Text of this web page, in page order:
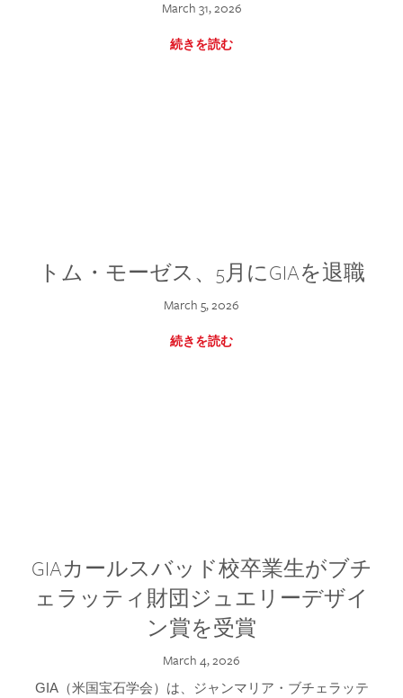
March 31, 2026
続きを読む
トム・モーゼス、5月にGIAを退職
March 5, 2026
続きを読む
GIAカールスバッド校卒業生がブチ
ェラッティ財団ジュエリーデザイ
ン賞を受賞
March 4, 2026
GIA（米国宝石学会）は、ジャンマリア・ブチェラッテ